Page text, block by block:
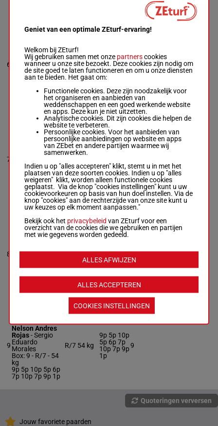
6
LOCO Y
Andres Castillo
Tapia-Aldo
Rodolfo Parra
Box: 6 -H/6 -61
6p 8p 10p (25)
H/661 kg
5p 2p 4p
2p 3p 6p
8p 10p
(25) 3p 9p
6
7
RED AND RED
Joaquin
Oscar
Box: 7 -H/5 -57
2p 5p 1p (25) 9p
7p 6p 11p 6p 1p
2p 5p 1p
6p 11p 6p
1p 5p
8
EL CASTI
Jorge Eduardo
Zuniga-
D'Etigny
1p 1p 2p 13p
H/653 kg
1p 1p 2p
13p 7p 6p
12p 13p
15p
8
9
Nelson Andres
Rojas-Sergio
Eduardo
Morales
Box: 9 - R/7 - 54
kg
9p 5p 10p 5p 6p
7p 10p 7p 9p 1p
R/7 54 kg
9p 5p 10p
5p 6p 7p
10p 7p 9p
1p
9
Quoteringen verversen
Jouw favoriete paarden
Geniet van een optimale ZEturf-ervaring!
Welkom bij ZEturf!
Wij gebruiken samen met onze partnerscookies
wanneer u onze site bezoekt. Deze cookies zijn nodig om
de site goed te laten functioneren en om u onze diensten
aan te bieden. Het gaat om:
Functionele cookies. Deze zijn noodzakelijk voor
het organiseren en aanbieden van
weddenschappen en een goed werkende website
en apps. Deze kun je niet uitzetten.
Analytische cookies. Dit zijn cookies die helpen de
website te verbeteren.
Persoonlijke cookies. Voor het aanbieden van
persoonlijke aanbiedingen op website en apps
van ZEbet en andere partijen waarmee wij
samenwerken.
Indien u op "alles accepteren" klikt, stemt u in met het
plaatsen van deze soorten cookies. Indien u op "alles
weigeren" klikt, worden alleen functionele cookies
geplaatst. Via de knop "cookies instellingen" kunt u uw
cookievoorkeuren op basis van hun doel instellen. Via de
knop "cookies" aan de rechterzijde van onze site kunt u
uw keuzes op elk moment aanpassen."
Bekijk ook het privacybeleid van ZEturf voor een
overzicht van de cookies die we gebruiken en partijen
met wie gegevens worden gedeeld.
ALLES ACCEPTEREN
ALLES AFWIJZEN
COOKIES INSTELLINGEN